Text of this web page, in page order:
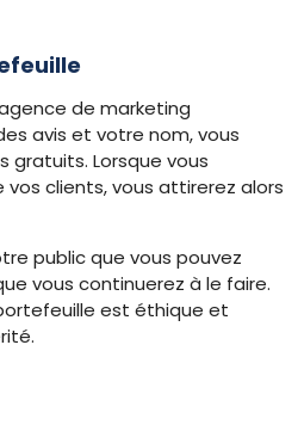
de marketing
avis et votre nom, vous
gratuits. Lorsque vous
clients, vous attirerez alors
public que vous pouvez
vous continuerez à le faire.
est éthique et